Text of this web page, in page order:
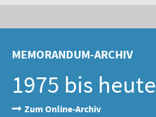
MEMORANDUM-ARCHIV
1975 bis heute
Zum Online-Archiv